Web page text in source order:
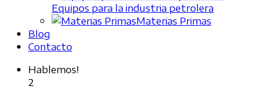
Equipos para la industria petrolera
Materias Primas
Blog
Contacto
Hablemos!
2